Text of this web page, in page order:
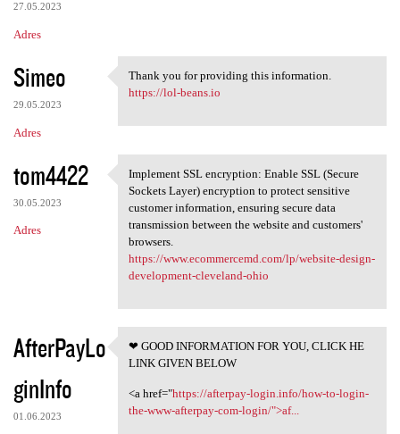
27.05.2023
Adres
Simeo
29.05.2023
Adres
Thank you for providing this
Thank you for providing this information.
https://lol-beans.io
tom4422
30.05.2023
Adres
Implement SSL encryption:
Implement SSL encryption: Enable SSL (Secure
Sockets Layer) encryption to protect sensitive
customer information, ensuring secure data
transmission between the website and customers'
browsers.
https://www.ecommercemd.com/lp/website-design-
development-cleveland-ohio
AfterPayLo
ginInfo
01.06.2023
❤ GOOD INFORMATION FOR YOU,
❤ GOOD INFORMATION FOR YOU, CLICK HE
LINK GIVEN BELOW
<a href="https://afterpay-login.info/how-to-login-
the-www-afterpay-com-login/">af...